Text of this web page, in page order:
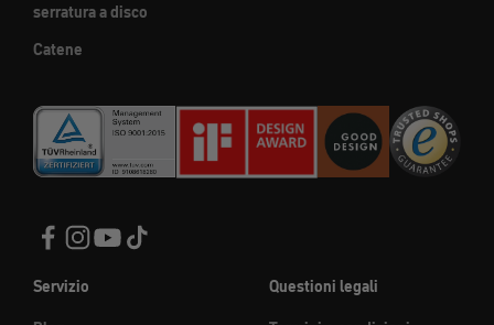
serratura a disco
Catene
Servizio
Questioni legali